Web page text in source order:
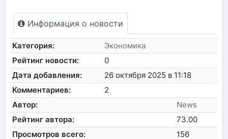
Информация о новости
Категория:
Экономика
Рейтинг новости:
0
Дата добавления:
26 октября 2025 в 11:18
Комментариев:
2
Автор:
News
Рейтинг автора:
73.00
Просмотров всего:
156